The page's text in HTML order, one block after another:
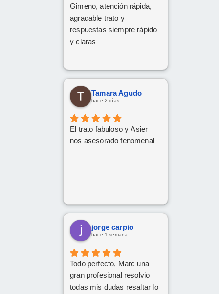
Gimeno, atención rápida,
agradable trato y
respuestas siempre rápido
y claras
Tamara Agudo
hace 2 días
El trato fabuloso y Asier
nos asesorado fenomenal
jorge carpio
hace 1 semana
Todo perfecto, Marc una
gran profesional resolvio
todas mis dudas resaltar lo